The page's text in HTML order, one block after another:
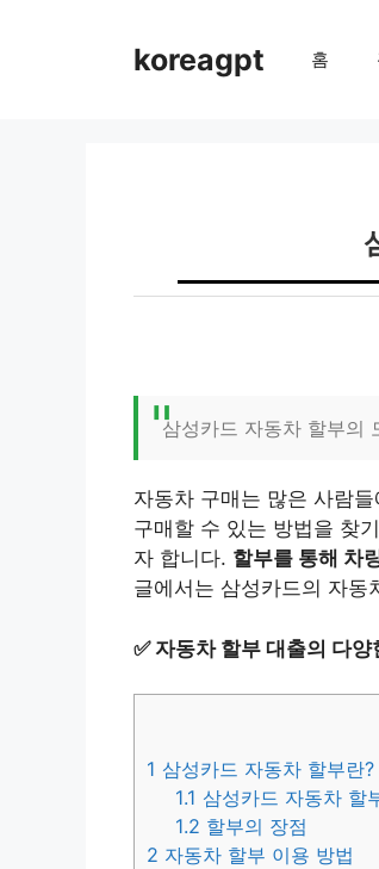
koreagpt 홈
삼성카드 자동차 할부의
자동차 구매는 많은 사람
구매할 수 있는 방법을 찾
자 합니다. 할부를 통해 차
글에서는 삼성카드의 자동
✅ 자동차 할부 대출의 다
1 삼성카드 자동차 할부란?
1.1 삼성카드 자동차 할
1.2 할부의 장점
2 자동차 할부 이용 방법